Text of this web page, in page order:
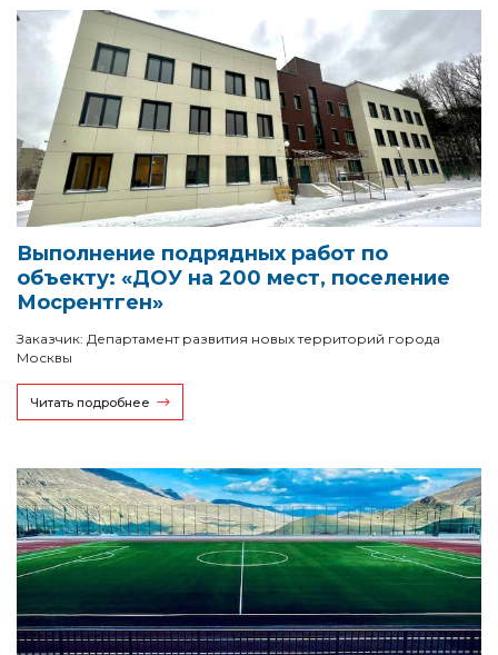
Выполнение подрядных работ по
объекту: «ДОУ на 200 мест, поселение
Мосрентген»
Заказчик: Департамент развития новых территорий города
Москвы
Читать подробнее